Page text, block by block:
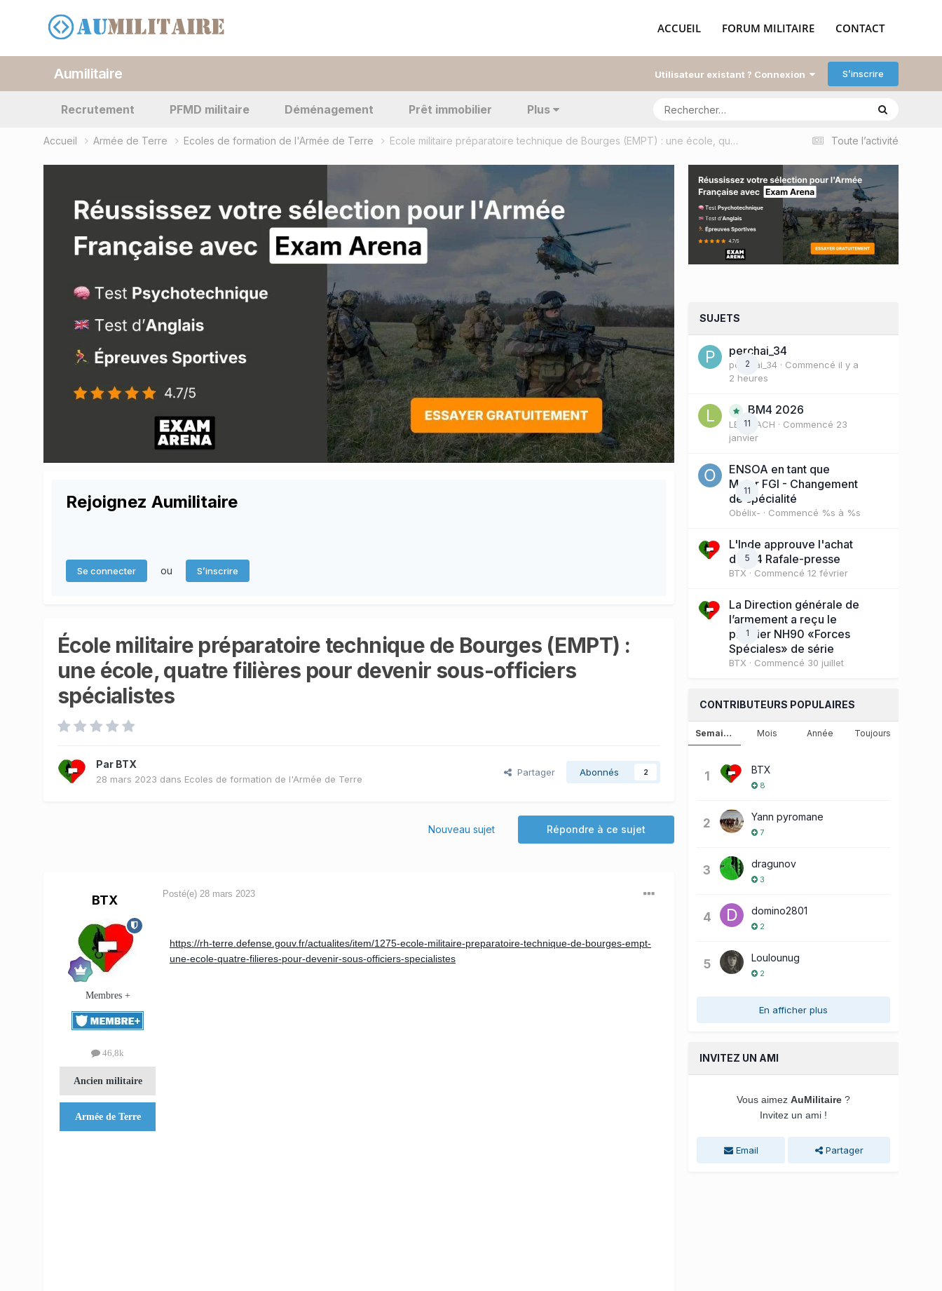
ACCUEIL FORUM MILITAIRE CONTACT
Aumilitaire Utilisateur existant ? Connexion S’inscrire
Recrutement PFMD militaire Déménagement Prêt immobilier Plus
Toute l’activité
Accueil Armée de Terre Ecoles de formation de l'Armée de Terre École militaire préparatoire technique de Bourges (EMPT) : une école, quatre filières pour devenir sous-officiers spécialistes
Rejoignez Aumilitaire
Se connecter ou S’inscrire
École militaire préparatoire technique de Bourges (EMPT) :
une école, quatre filières pour devenir sous-officiers
spécialistes
Par BTX
28 mars 2023 dans Ecoles de formation de l'Armée de Terre
Partager Abonnés 2
Répondre à ce sujet
Nouveau sujet
BTX
Membres +
46,8k
Ancien militaire
Armée de Terre
Posté(e) 28 mars 2023
https://rh-terre.defense.gouv.fr/actualites/item/1275-ecole-militaire-preparatoire-technique-de-bourges-empt-
une-ecole-quatre-filieres-pour-devenir-sous-officiers-specialistes
SUJETS
2
perchai_34
perchai_34 · Commencé il y a
2 heures
11
BM4 2026
LE COACH · Commencé 23
janvier
11
ENSOA en tant que
Major FGI - Changement
de spécialité
Obélix- · Commencé %s à %s
5
L'Inde approuve l'achat
de 114 Rafale-presse
BTX · Commencé 12 février
1
La Direction générale de
l’armement a reçu le
premier NH90 «Forces
Spéciales» de série
BTX · Commencé 30 juillet
CONTRIBUTEURS POPULAIRES
Semaine Mois Année Toujours
1 BTX
8
2 Yann pyromane
7
3 dragunov
3
4 domino2801
2
5 Loulounug
2
En afficher plus
INVITEZ UN AMI
Vous aimez AuMilitaire ?
Invitez un ami !
Email Partager